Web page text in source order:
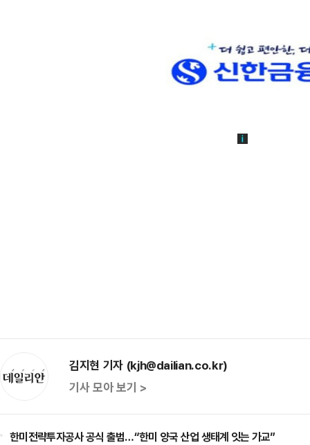
김지현 기자 (kjh@dailian.co.kr)
기사 모아 보기 >
한미전략투자공사 공식 출범…“한미 양국 산업 생태계 잇는 가교”